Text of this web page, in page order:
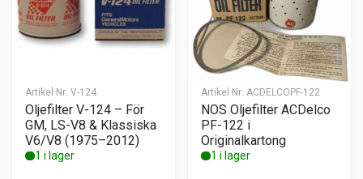
Artikel Nr: V-124
Oljefilter V-124 – För
GM, LS-V8 & Klassiska
V6/V8 (1975–2012)
1 i lager
Artikel Nr: ACDELCOPF-122
NOS Oljefilter ACDelco
PF-122 i
Originalkartong
1 i lager